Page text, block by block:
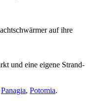
auf ihre
und eine eigene Strand-
Panagia, Potomia.